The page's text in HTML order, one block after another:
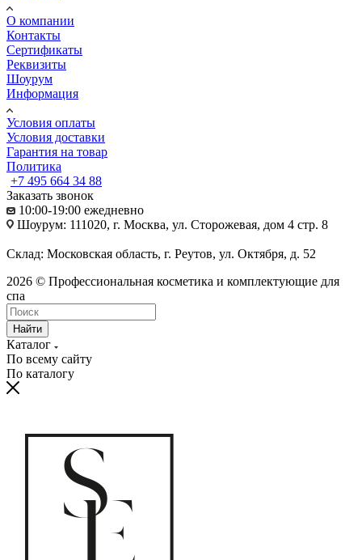
О компании
Контакты
Сертификаты
Реквизиты
Шоурум
Информация
Условия оплаты
Условия доставки
Гарантия на товар
Политика
+7 495 664 34 88
Заказать звонок
10:00-19:00 ежедневно
Шоурум: 111020, г. Москва, ул. Сторожевая, дом 4 стр. 8
Склад: Московская область, г. Реутов, ул. Октября, д. 52
2026 © Профессиональная косметика и комплектующие для
спа
Найти
Каталог
По всему сайту
По каталогу